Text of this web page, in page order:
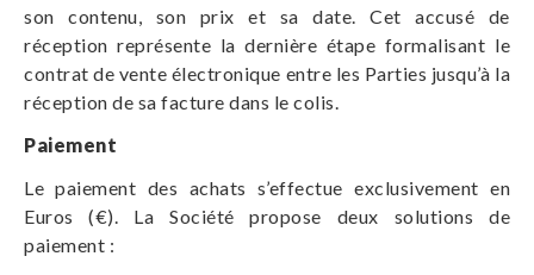
son contenu, son prix et sa date. Cet accusé de
réception représente la dernière étape formalisant le
contrat de vente électronique entre les Parties jusqu’à la
réception de sa facture dans le colis.
Paiement
Le paiement des achats s’effectue exclusivement en
Euros (€). La Société propose deux solutions de
paiement :